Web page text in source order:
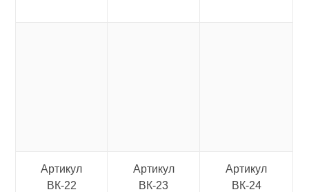
Артикул
ВК-22
Артикул
ВК-23
Артикул
ВК-24